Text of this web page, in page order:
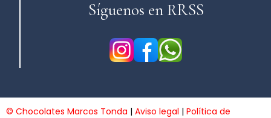
Síguenos en RRSS
© Chocolates Marcos Tonda | Aviso legal | Política de